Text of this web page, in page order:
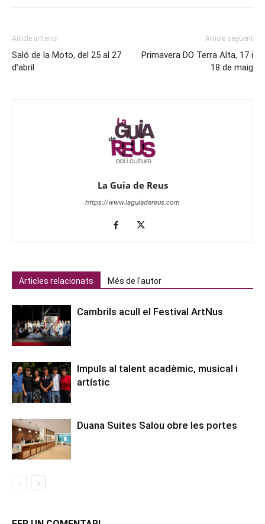
Article anterior
Saló de la Moto, del 25 al 27
d’abril
Article següent
Primavera DO Terra Alta, 17 i
18 de maig
La Guia de Reus
https://www.laguiadereus.com
Articles relacionats Més de l'autor
Cambrils acull el Festival ArtNus
Impuls al talent acadèmic, musical i
artístic
Duana Suites Salou obre les portes